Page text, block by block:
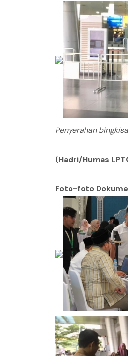
Penyerahan
(Hadri/Humas
Foto-foto